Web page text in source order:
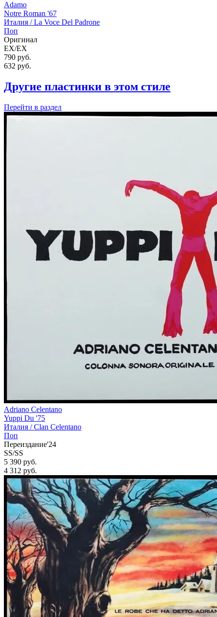
Adamo
Notre Roman '67
Италия /La Voce Del Padrone
Поп
Оригинал
EX/EX
790 руб.
632 руб.
Другие пластинки в этом стиле
Перейти в раздел
Adriano Celentano
Yuppi Du '75
Италия /Clan Celentano
Поп
Переиздание'24
SS/SS
5 390 руб.
4 312 руб.